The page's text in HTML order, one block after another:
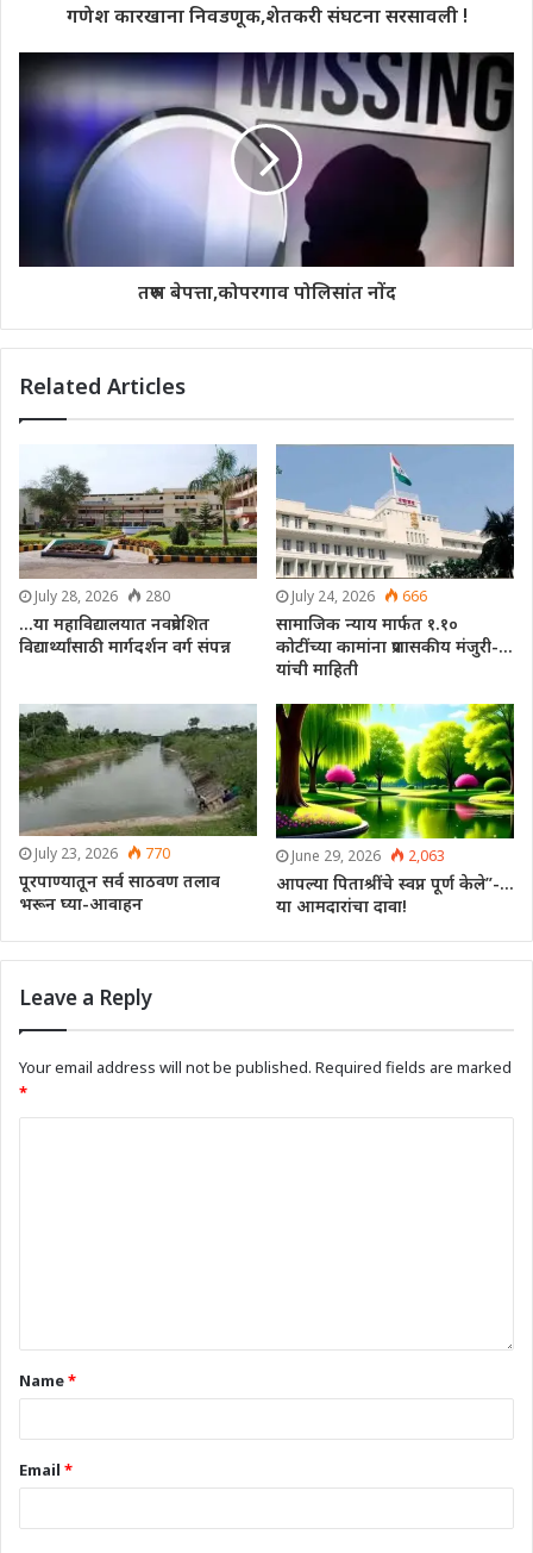
गणेश कारखाना निवडणूक,शेतकरी संघटना सरसावली !
तरुण बेपत्ता,कोपरगाव पोलिसांत नोंद
Related Articles
July 28, 2026 280
…या महाविद्यालयात नवप्रवेशित
विद्यार्थ्यांसाठी मार्गदर्शन वर्ग संपन्न
July 24, 2026 666
सामाजिक न्याय मार्फत १.१०
कोटींच्या कामांना प्रशासकीय मंजुरी-…
यांची माहिती
July 23, 2026 770
पूरपाण्यातून सर्व साठवण तलाव
भरून घ्या-आवाहन
June 29, 2026 2,063
आपल्या पिताश्रींचे स्वप्न पूर्ण केले”-…
या आमदारांचा दावा!
Leave a Reply
Your email address will not be published. Required fields are marked
*
Name*
Email *